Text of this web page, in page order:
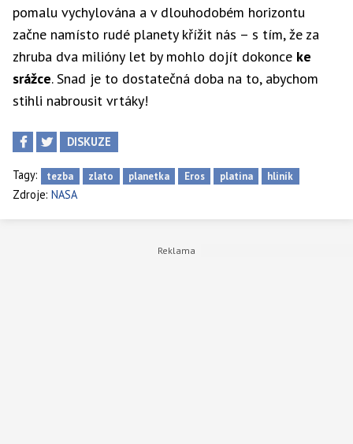
pomalu vychylována a v dlouhodobém horizontu
začne namísto rudé planety křížit nás – s tím, že za
zhruba dva milióny let by mohlo dojít dokonce ke
srážce. Snad je to dostatečná doba na to, abychom
stihli nabrousit vrtáky!
DISKUZE
Tagy: tezba zlato planetka Eros platina hliník
Zdroje: NASA